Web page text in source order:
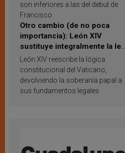
son inferiores a las del debut de
Francisco
Otro cambio (de no poca
importancia): León XIV
sustituye integralmente la ley
vaticana de Papa Francisco
León XIV reescribe la lógica
constitucional del Vaticano,
devolviendo la soberanía papal a
sus fundamentos legales